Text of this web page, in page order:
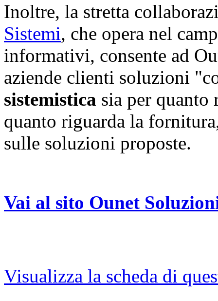
Inoltre, la stretta
Sistemi, che opera nel
informativi, consente ad
aziende clienti soluzioni
sistemistica sia per quanto
quanto riguarda la
sulle soluzioni proposte.
Vai al sito Ounet
Visualizza la scheda di